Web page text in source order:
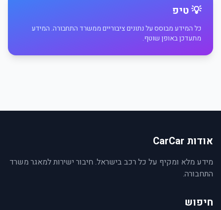
💡 טיפ
כל המידע מבוסס על נתונים ציבוריים ממשרד התחבורה. המידע
מתעדכן באופן שוטף.
אודות CarCar
מידע מלא ומקיף על כל רכב בישראל. חיבור ישירות למאגר משרד
התחבורה.
חיפוש